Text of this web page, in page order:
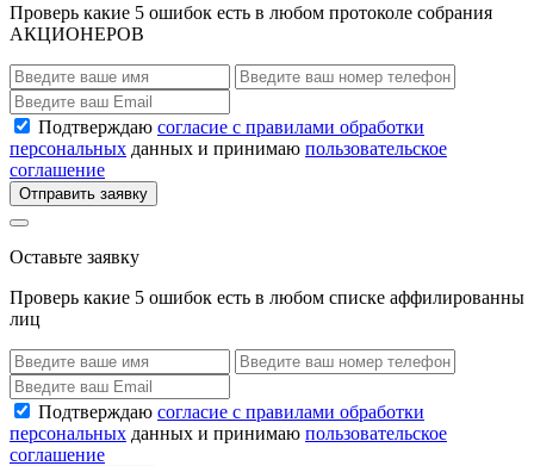
Проверь какие 5 ошибок есть в любом протоколе собрания
АКЦИОНЕРОВ
Подтверждаю согласие с правилами обработки
персональных данных и принимаю пользовательское
соглашение
Отправить заявку
Оставьте заявку
Проверь какие 5 ошибок есть в любом списке аффилированны
лиц
Подтверждаю согласие с правилами обработки
персональных данных и принимаю пользовательское
соглашение